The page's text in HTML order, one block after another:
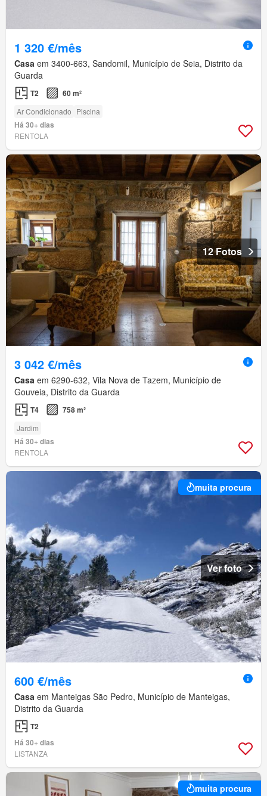
1 320 €/mês
Casa em 3400-663, Sandomil, Município de Seia, Distrito da
Guarda
T2 60 m²
Ar Condicionado Piscina
Há 30+ dias
RENTOLA
12 Fotos
3 042 €/mês
Casa em 6290-632, Vila Nova de Tazem, Município de
Gouveia, Distrito da Guarda
T4 758 m²
Jardim
Há 30+ dias
RENTOLA
muita procura
Ver foto
600 €/mês
Casa em Manteigas São Pedro, Município de Manteigas,
Distrito da Guarda
T2
Há 30+ dias
LISTANZA
muita procura